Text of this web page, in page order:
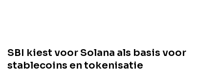
SBI kiest voor Solana als basis voor
stablecoins en tokenisatie